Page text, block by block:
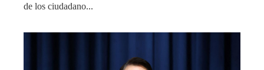
de los ciudadano...